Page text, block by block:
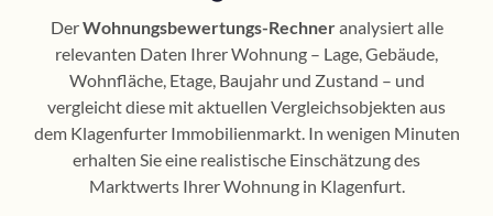
DerWohnungsbewertungs-Rechneranalysiert alle
relevanten Daten Ihrer Wohnung – Lage, Gebäude,
Wohnfläche, Etage, Baujahr und Zustand – und
vergleicht diese mit aktuellen Vergleichsobjekten aus
dem Klagenfurter Immobilienmarkt. In wenigen Minuten
erhalten Sie eine realistische Einschätzung des
Marktwerts Ihrer Wohnung in Klagenfurt.